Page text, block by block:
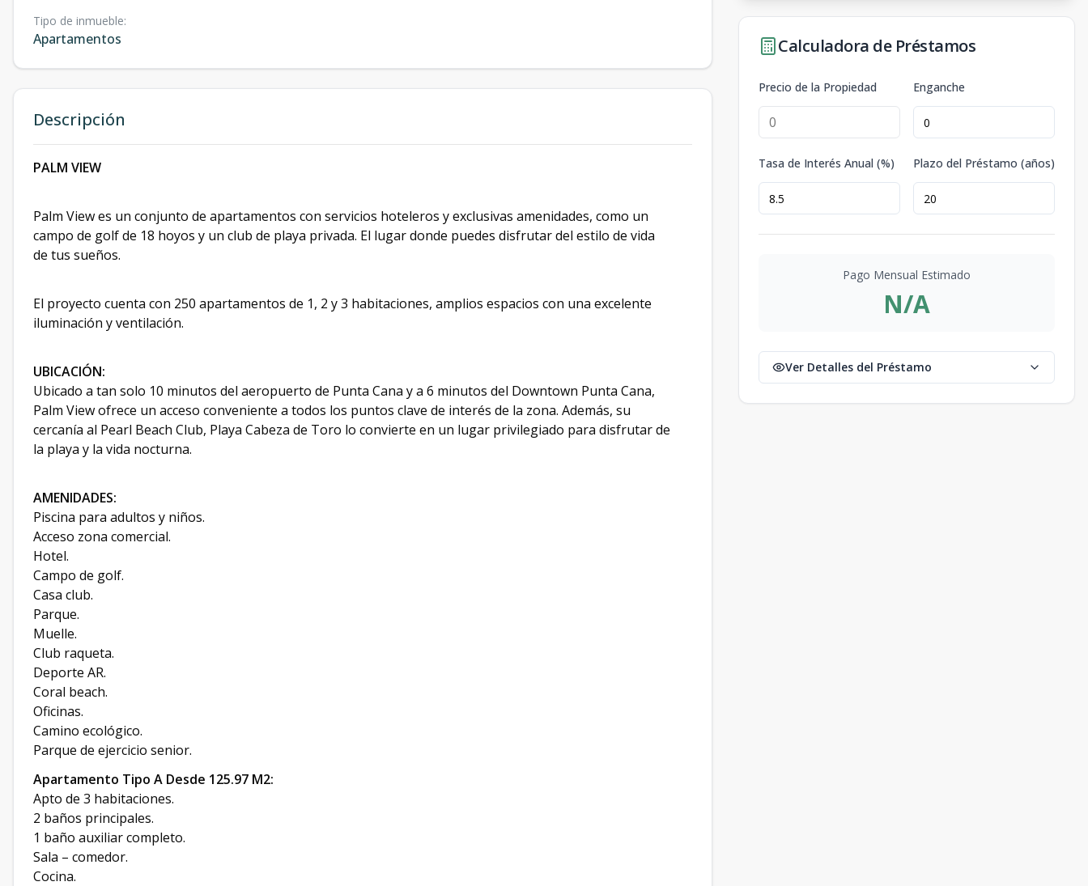
Tipo de inmueble:
Apartamentos
Descripción
PALM VIEW
Palm View es un conjunto de apartamentos con servicios hoteleros y exclusivas amenidades, como un
campo de golf de 18 hoyos y un club de playa privada. El lugar donde puedes disfrutar del estilo de vida
de tus sueños.
El proyecto cuenta con 250 apartamentos de 1, 2 y 3 habitaciones, amplios espacios con una excelente
iluminación y ventilación.
UBICACIÓN:
Ubicado a tan solo 10 minutos del aeropuerto de Punta Cana y a 6 minutos del Downtown Punta Cana,
Palm View ofrece un acceso conveniente a todos los puntos clave de interés de la zona. Además, su
cercanía al Pearl Beach Club, Playa Cabeza de Toro lo convierte en un lugar privilegiado para disfrutar de
la playa y la vida nocturna.
AMENIDADES:
Piscina para adultos y niños.
Acceso zona comercial.
Hotel.
Campo de golf.
Casa club.
Parque.
Muelle.
Club raqueta.
Deporte AR.
Coral beach.
Oficinas.
Camino ecológico.
Parque de ejercicio senior.
Apartamento Tipo A Desde 125.97 M2:
Apto de 3 habitaciones.
2 baños principales.
1 baño auxiliar completo.
Sala – comedor.
Cocina.
Calculadora de Préstamos
Precio de la Propiedad Enganche
Tasa de Interés Anual (%) Plazo del Préstamo (años)
Pago Mensual Estimado
N/A
Ver Detalles del Préstamo